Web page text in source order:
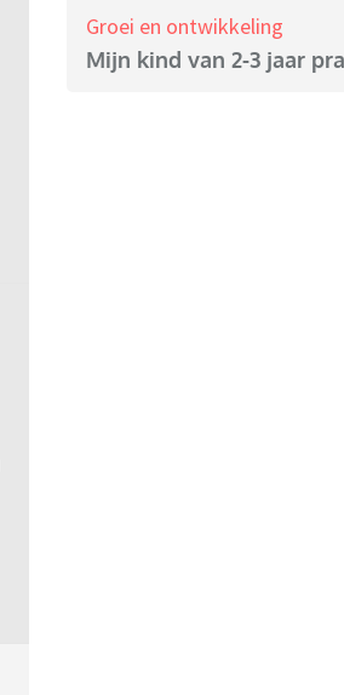
Groei en ontwikkeling
Mijn kind van 2-3 jaar